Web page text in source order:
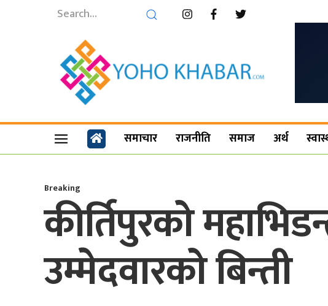
समाचार राजनीति समाज अर्थ
Breaking
कीर्तिपुरको
उम्मेदवारको बिन्ती